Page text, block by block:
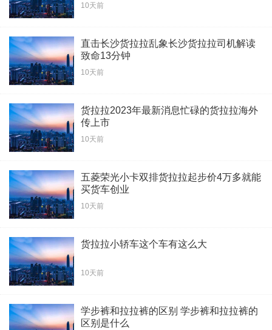
10天前
直击长沙货拉拉乱象长沙货拉拉司机解读
致命13分钟
10天前
货拉拉2023年最新消息忙碌的货拉拉海外
传上市
10天前
五菱荣光小卡双排货拉拉起步价4万多就能
买货车创业
10天前
货拉拉小轿车这个车有这么大
10天前
学步裤和拉拉裤的区别 学步裤和拉拉裤的
区别是什么